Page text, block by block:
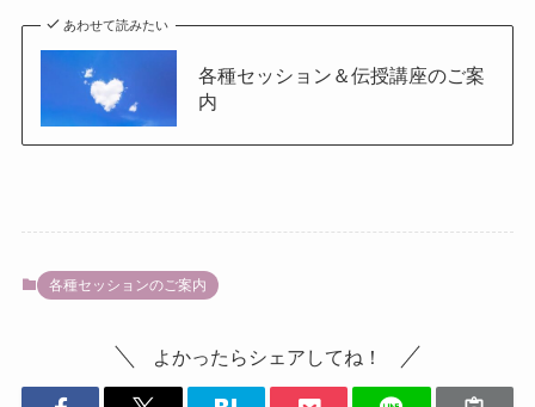
あわせて読みたい
各種セッション＆伝授講座のご案
内
各種セッションのご案内
よかったらシェアしてね！